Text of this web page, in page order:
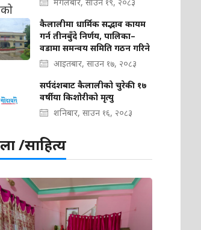
कैलालीमा धार्मिक सद्भाव कायम
गर्न तीनबुँदे निर्णय, पालिका–
वडामा समन्वय समिति गठन गरिने
आइतबार, साउन १७, २०८३
सर्पदंशबाट कैलालीको चुरेकी १७
वर्षीया किशोरीको मृत्यु
शनिबार, साउन १६, २०८३
/साहित्य